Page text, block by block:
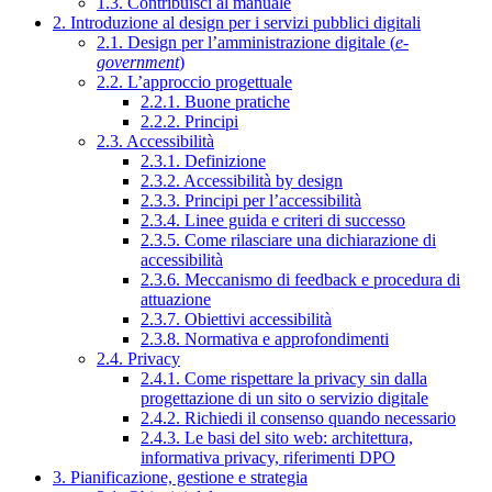
2. Introduzione al design per i servizi pubblici digitali
2.1. Design per l’amministrazione digitale (e-
government)
2.2. L’approccio progettuale
2.2.1. Buone pratiche
2.2.2. Principi
2.3. Accessibilità
2.3.1. Definizione
2.3.2. Accessibilità by design
2.3.3. Principi per l’accessibilità
2.3.4. Linee guida e criteri di successo
2.3.5. Come rilasciare una dichiarazione di
accessibilità
2.3.6. Meccanismo di feedback e procedura di
attuazione
2.3.7. Obiettivi accessibilità
2.3.8. Normativa e approfondimenti
2.4. Privacy
2.4.1. Come rispettare la privacy sin dalla
progettazione di un sito o servizio digitale
2.4.2. Richiedi il consenso quando necessario
2.4.3. Le basi del sito web: architettura,
informativa privacy, riferimenti DPO
3. Pianificazione, gestione e strategia